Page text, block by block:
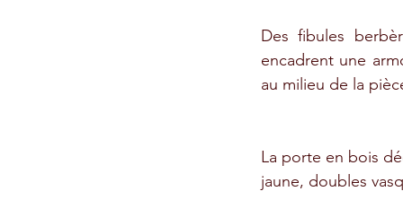
Des fibules
encadrent une
au milieu de la
La porte en bois
jaune, doubles